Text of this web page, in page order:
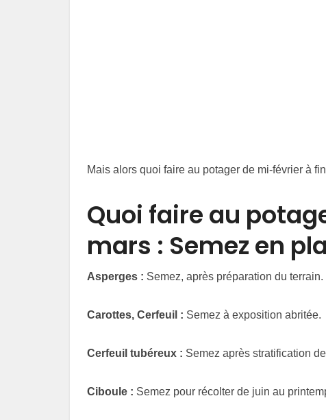
Mais alors quoi faire au potager de mi-février à
Quoi faire au
mars : Semez en
Asperges : Semez, après préparation du terrain.
Carottes, Cerfeuil : Semez à exposition abritée.
Cerfeuil tubéreux : Semez après stratification
Ciboule : Semez pour récolter de juin au